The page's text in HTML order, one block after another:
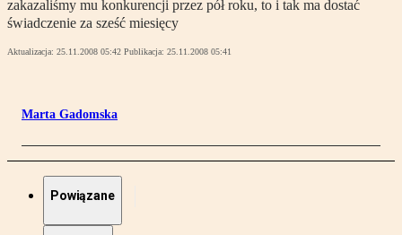
zakazaliśmy mu konkurencji przez pół roku, to i tak ma dostać
świadczenie za sześć miesięcy
Aktualizacja: 25.11.2008 05:42 Publikacja: 25.11.2008 05:41
Marta Gadomska
Powiązane